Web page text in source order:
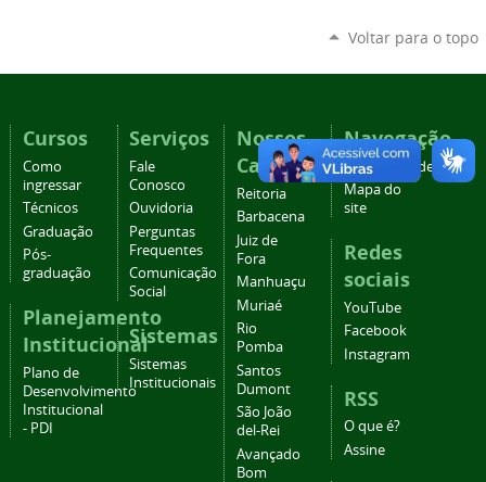
Voltar para o topo
Cursos
Como
ingressar
Técnicos
Graduação
Pós-
graduação
Planejamento
Institucional
Plano de
Desenvolvimento
Institucional
- PDI
Serviços
Fale
Conosco
Ouvidoria
Perguntas
Frequentes
Comunicação
Social
Sistemas
Sistemas
Institucionais
Nossos
Campi
Reitoria
Barbacena
Juiz de
Fora
Manhuaçu
Muriaé
Rio
Pomba
Santos
Dumont
São João
del-Rei
Avançado
Bom
Navegação
Acessibilidade
Mapa do
site
Redes
sociais
YouTube
Facebook
Instagram
RSS
O que é?
Assine